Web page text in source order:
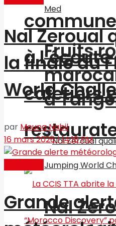
Fruits
à
Nal
à
cafetiers
Nal Zeroual
la finale du
World
par Mouna Nabil
16 mars 2026 | 14:18 PM
Grande